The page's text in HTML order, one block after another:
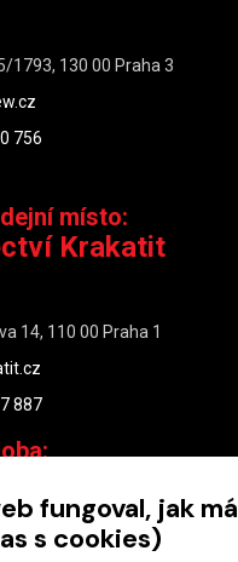
1793, 130 00 Praha 3
756
místo:
Krakatit
14, 110 00 Praha 1
887
fungoval, jak má
s cookies)